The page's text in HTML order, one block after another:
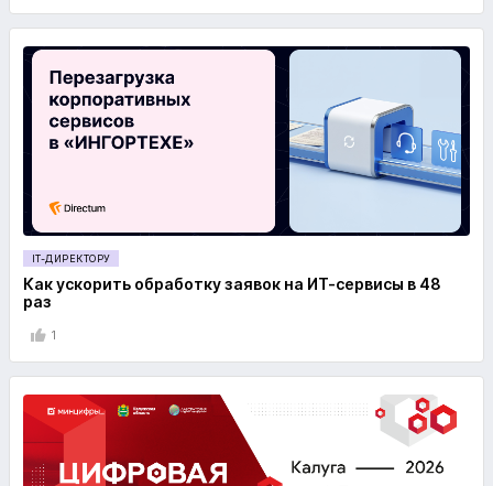
IT-ДИРЕКТОРУ
Как ускорить обработку заявок на ИТ-сервисы в 48
раз
1